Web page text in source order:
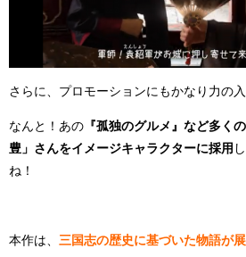
さらに、プロモーションにもかなり力の
なんと！あの 『孤独のグルメ』など多く
豊」さんをイメージキャラクターに採用
ね！
本作は、 三国志の歴史に基づいた物語が展